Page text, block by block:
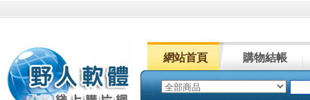
網站首頁 購物結帳